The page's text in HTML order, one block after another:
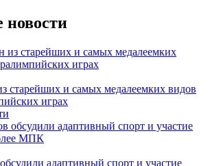
старейших и самых медалеемких видов
играх
адаптивный спорт и участие